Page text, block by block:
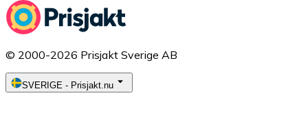
© 2000-2026 Prisjakt Sverige AB
SVERIGE - Prisjakt.nu